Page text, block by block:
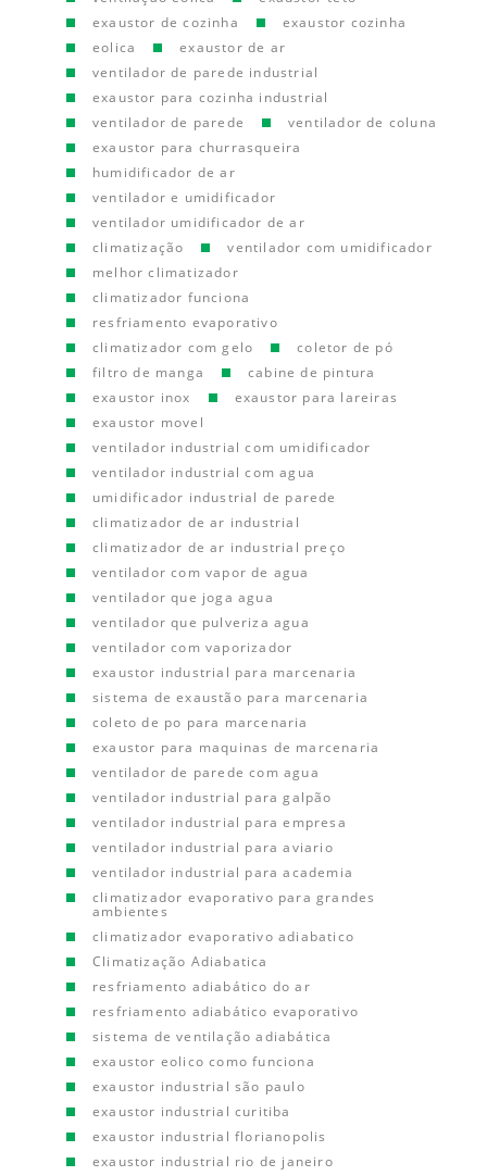
exaustor de cozinha
exaustor cozinha
eolica
exaustor de ar
ventilador de parede industrial
exaustor para cozinha industrial
ventilador de parede
ventilador de coluna
exaustor para churrasqueira
humidificador de ar
ventilador e umidificador
ventilador umidificador de ar
climatização
ventilador com umidificador
melhor climatizador
climatizador funciona
resfriamento evaporativo
climatizador com gelo
coletor de pó
filtro de manga
cabine de pintura
exaustor inox
exaustor para lareiras
exaustor movel
ventilador industrial com umidificador
ventilador industrial com agua
umidificador industrial de parede
climatizador de ar industrial
climatizador de ar industrial preço
ventilador com vapor de agua
ventilador que joga agua
ventilador que pulveriza agua
ventilador com vaporizador
exaustor industrial para marcenaria
sistema de exaustão para marcenaria
coleto de po para marcenaria
exaustor para maquinas de marcenaria
ventilador de parede com agua
ventilador industrial para galpão
ventilador industrial para empresa
ventilador industrial para aviario
ventilador industrial para academia
climatizador evaporativo para grandes
ambientes
climatizador evaporativo adiabatico
Climatização Adiabatica
resfriamento adiabático do ar
resfriamento adiabático evaporativo
sistema de ventilação adiabática
exaustor eolico como funciona
exaustor industrial são paulo
exaustor industrial curitiba
exaustor industrial florianopolis
exaustor industrial rio de janeiro